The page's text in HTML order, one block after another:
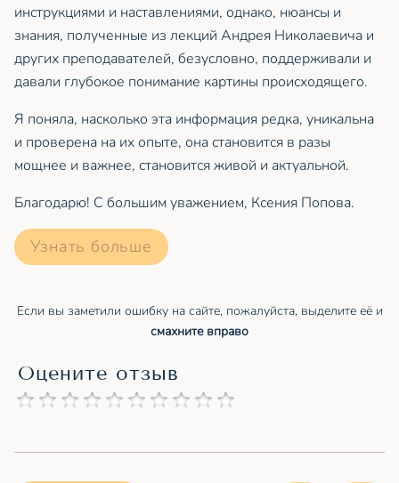
инструкциями и наставлениями, однако, нюансы и
знания, полученные из лекций Андрея Николаевича и
других преподавателей, безусловно, поддерживали и
давали глубокое понимание картины происходящего.
Я поняла, насколько эта информация редка, уникальна
и проверена на их опыте, она становится в разы
мощнее и важнее, становится живой и актуальной.
Благодарю! С большим уважением, Ксения Попова.
Узнать больше
Если вы заметили ошибку на сайте, пожалуйста, выделите её и
смахните вправо
Оцените отзыв